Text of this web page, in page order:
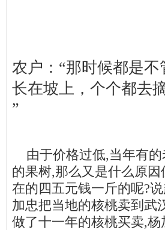
农户：“那时候都是
长在坡上，个个都去
”
由于价格过低,当年有的
的果树,那么又是什么原
在的四五元钱一斤的呢?
加忠把当地的核桃卖到武
做了十一年的核桃买卖,